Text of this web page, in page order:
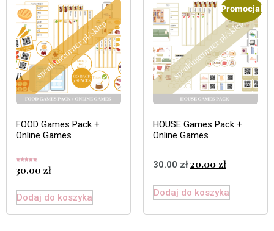
FOOD Games Pack +
Online Games
5.00
na 5
30.00 zł
Dodaj do koszyka
Promocja!
HOUSE Games Pack +
Online Games
30.00zł 20.00 zł
Dodaj do koszyka